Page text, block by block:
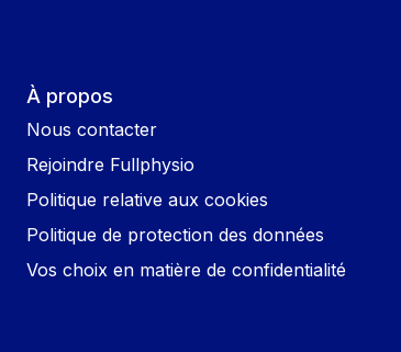
À propos
Nous contacter
Rejoindre Fullphysio
Politique relative aux cookies
Politique de protection des données
Vos choix en matière de confidentialité